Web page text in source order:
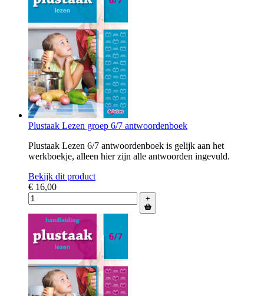
Plustaak Lezen groep 6/7 antwoordenboek
Plustaak Lezen 6/7 antwoordenboek is gelijk aan het
werkboekje, alleen hier zijn alle antwoorden ingevuld.
Bekijk dit product
€ 16,00
+